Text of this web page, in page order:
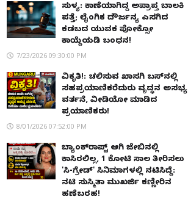
ಸುಳ್ಯ: ಕಾಣೆಯಾಗಿದ್ದ ಅಪ್ರಾಪ್ತ ಬಾಲಕಿ
ಪತ್ತೆ; ಲೈಂಗಿಕ ದೌರ್ಜನ್ಯ ಎಸಗಿದ
ಕಡಬದ ಯುವಕ ಪೋಕ್ಸೋ
ಕಾಯ್ದೆಯಡಿ ಬಂಧನ!
7/23/2026 09:30:00 PM
ವಿಕೃತಿ!: ಚಲಿಸುವ ಖಾಸಗಿ ಬಸ್‌ನಲ್ಲಿ
ಸಹಪ್ರಯಾಣಿಕರೆದುರು ವೃದ್ಧನ ಅಸಭ್ಯ
ವರ್ತನೆ, ವೀಡಿಯೋ ಮಾಡಿದ
ಪ್ರಯಾಣಿಕರು!
8/01/2026 07:52:00 PM
ಬ್ಯಾಂಕ್‌ರಾಪ್ಟ್‌ ಆಗಿ ಜೇಬಿನಲ್ಲಿ
ಕಾಸಿರಲಿಲ್ಲ, ₹1 ಕೋಟಿ ಸಾಲ ತೀರಿಸಲು
'ಸಿ-ಗ್ರೇಡ್' ಸಿನಿಮಾಗಳಲ್ಲಿ ನಟಿಸಿದ್ದೆ:
ನಟಿ ಸುಸ್ಮಿತಾ ಮುಖರ್ಜಿ ಕಣ್ಣೀರಿನ
ಹಣೆಬರಹ!